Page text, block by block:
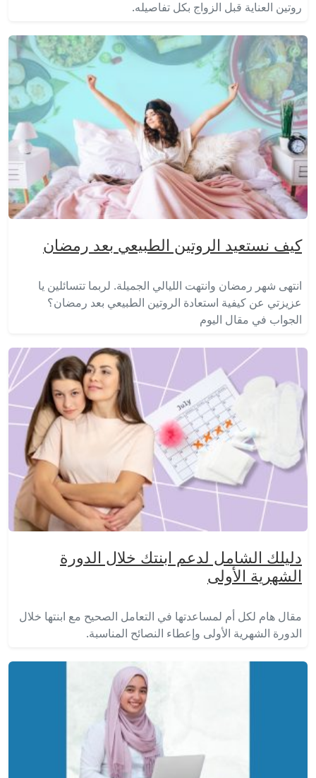
روتين العناية قبل الزواج بكل تفاصيله.
كيف نستعيد الروتين الطبيعي بعد رمضان
انتهى شهر رمضان وانتهت الليالي الجميلة. لربما تتسائلين يا
عزيزتي عن كيفية استعادة الروتين الطبيعي بعد رمضان؟
الجواب في مقال اليوم
دليلك الشامل لدعم ابنتك خلال الدورة
الشهرية الأولى
مقال هام لكل أم لمساعدتها في التعامل الصحيح مع ابنتها خلال
الدورة الشهرية الأولى وإعطاء النصائح المناسبة.